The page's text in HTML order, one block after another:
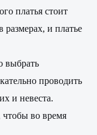
платья стоит
размерах, и платье
выбрать
проводить
и невеста.
чтобы во время